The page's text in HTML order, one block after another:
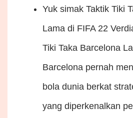
Yuk simak Taktik Tiki
Lama di FIFA 22
Tiki Taka Barcelona
Barcelona pernah
bola dunia berkat
yang diperkenalkan